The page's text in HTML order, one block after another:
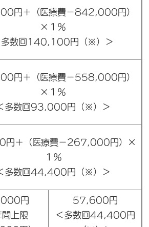
円＋（医療費－842,000円）
×１％
多数回140,100円（※）＞
円＋（医療費－558,000円）
×１％
多数回93,000円（※）＞
＋（医療費－267,000円）×
１％
多数回44,400円（※）＞
円
間上限
57,600円
＜多数回44,400円